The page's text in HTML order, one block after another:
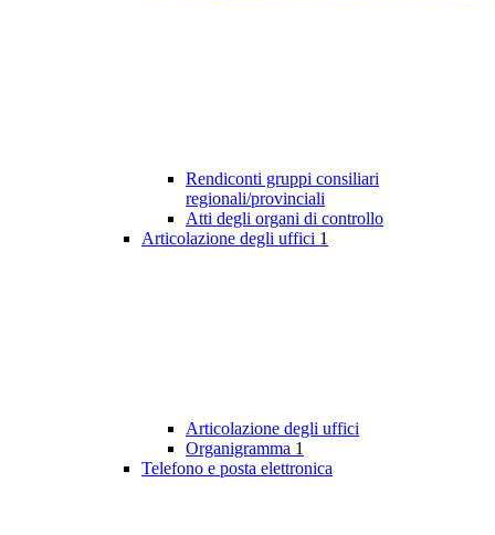
Rendiconti gruppi consiliari
regionali/provinciali
Atti degli organi di controllo
Articolazione degli uffici 1
Articolazione degli uffici
Organigramma 1
Telefono e posta elettronica